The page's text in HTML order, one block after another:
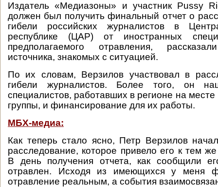
Издатель «Медиазоны» и участник Pussy
должен был получить финальный отчет о
гибели российских журналистов в
республике (ЦАР) от иностранных
предполагаемого отравления,
источника, знакомых с ситуацией.
По их словам, Верзилов участвовал в
гибели журналистов. Более того, он
специалистов, работавших в регионе на месте
группы, и финансирование для их работы.
МБХ-медиа:
Как теперь стало ясно, Петр Верзилов
расследование, которое привело его к тем
В день получения отчета, как сообщили
отравлен. Исходя из имеющихся у меня
отравление реальным, а события